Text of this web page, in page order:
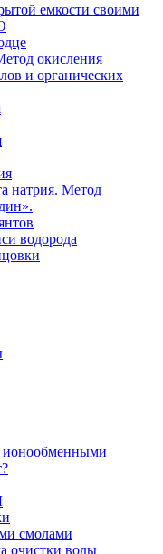
емкости своими
окисления
и органических
натрия. Метод
водорода
ионообменными
смолами
очистки воды